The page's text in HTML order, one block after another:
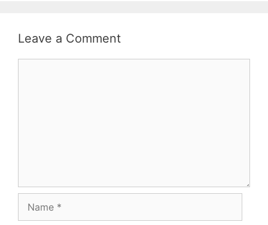
Leave a Comment